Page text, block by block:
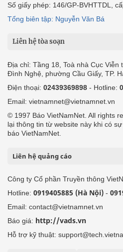
Số giấy phép: 146/GP-BVHTTDL,
Tổng biên tập: Nguyễn Văn Bá
Liên hệ tòa soạn
Địa chỉ: Tầng 18, Toà nhà Cục Viễn
Đình Nghệ, phường Cầu Giấy, TP.
Điện thoại: 02439369898 - Hotline:
Email: vietnamnet@vietnamnet.vn
© 1997 Báo VietNamNet. All rights
lại thông tin từ website này khi có
báo VietNamNet.
Liên hệ quảng cáo
Công ty Cổ phần Truyền thông
Hotline: 0919405885 (Hà Nội) -
Email: contact@vietnamnet.vn
Báo giá: http://vads.vn
Hỗ trợ kỹ thuật: